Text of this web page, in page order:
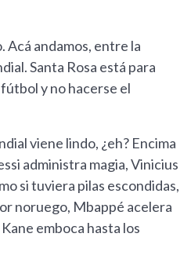
Acá andamos, entre la
Santa Rosa está para
y no hacerse el
viene lindo, ¿eh? Encima
administra magia, Vinicius
si tuviera pilas escondidas,
noruego, Mbappé acelera
emboca hasta los